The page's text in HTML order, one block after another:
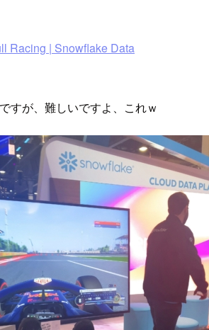
Racing | Snowflake Data
すが、難しいですよ、これｗ